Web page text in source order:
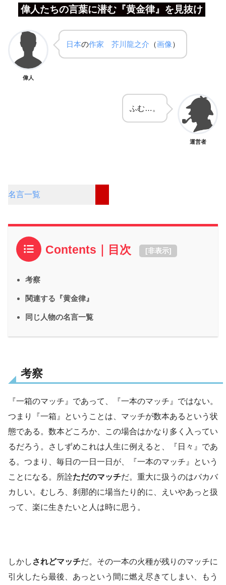
偉人たちの言葉に潜む『黄金律』を見抜け
偉人
日本の作家 芥川龍之介 （画像）
ふむ…。
運営者
名言一覧
Contents｜目次 [非表示]
考察
関連する『黄金律』
同じ人物の名言一覧
考察
『一箱のマッチ』であって、『一本のマッチ』ではない。
つまり『一箱』ということは、マッチが数本あるという状
態である。数本どころか、この場合はかなり多く入ってい
るだろう。さしずめこれは人生に例えると、『日々』であ
る。つまり、毎日の一日一日が、『一本のマッチ』という
ことになる。所詮ただのマッチだ。重大に扱うのはバカバ
カしい。むしろ、刹那的に場当たり的に、えいやあっと扱
って、楽に生きたいと人は時に思う。
しかし されどマッチだ。その一本の火種が残りのマッチに
引火したら最後、あっという間に燃え尽きてしまい、もう